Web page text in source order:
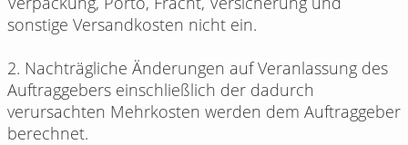
sonstige Versandkosten nicht ein.
2. Nachträgliche Änderungen auf Veranlassung des
Auftraggebers einschließlich der dadurch
verursachten Mehrkosten werden dem Auftraggeber
berechnet.